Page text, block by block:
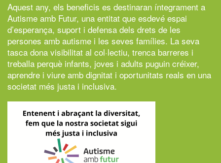
Aquest any, els beneficis es destinaran íntegrament a
Autisme amb Futur, una entitat que esdevé espai
d’esperança, suport i defensa dels drets de les
persones amb autisme i les seves famílies. La seva
tasca dona visibilitat al col·lectiu, trenca barreres i
treballa perquè infants, joves i adults puguin créixer,
aprendre i viure amb dignitat i oportunitats reals en una
societat més justa i inclusiva.